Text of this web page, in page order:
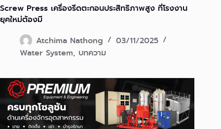
Screw Press เครื่องรีดตะกอนประสิทธิภาพสูง ที่โรงงาน
ยุคใหม่ต้องมี
Atchima Nathong
03/11/2025
Water System, บทความ